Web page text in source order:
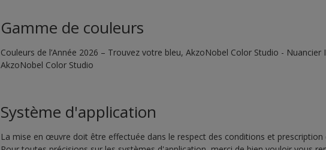
Gamme de couleurs
Couleurs de l’Année 2026 – Trouvez votre bleu, AkzoNobel Color Studio -
AkzoNobel Color Studio
Système d'application
La mise en œuvre doit être effectuée dans le respect des conditions et prescription